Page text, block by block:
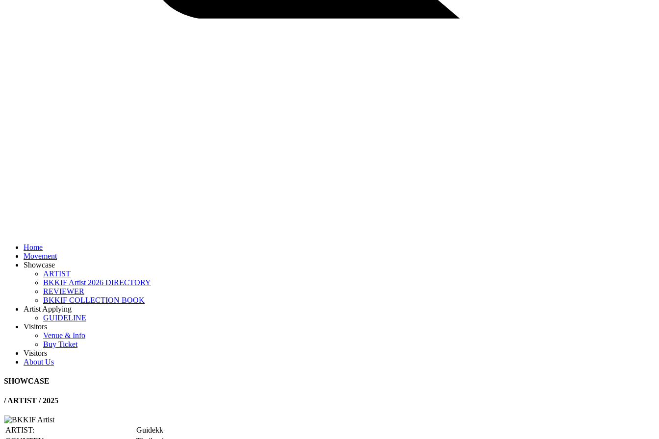
Home
Movement
Showcase
ARTIST
BKKIF Artist 2026 DIRECTORY
REVIEWER
BKKIF COLLECTION BOOK
Artist Applying
GUIDELINE
Visitors
Venue & Info
Buy Ticket
Visitors
About Us
SHOWCASE
/ARTIST / 2025
ARTIST:
Guidekk